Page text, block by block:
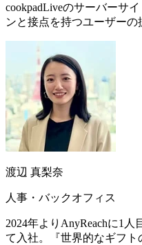
cookpadLiveのサーバーサ
ンと接点を持つユーザーの
渡辺 真梨奈
人事・バックオフィス
2024年よりAnyReachに1
て入社。『世界的なギフ